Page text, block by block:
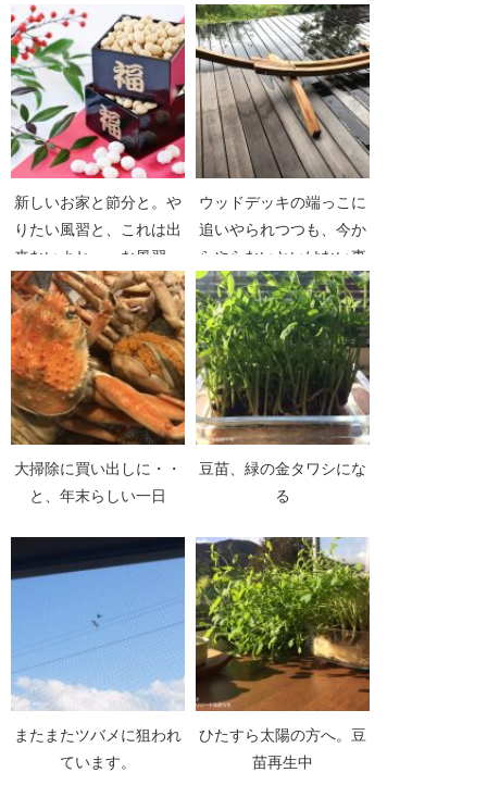
新しいお家と節分と。や
りたい風習と、これは出
来ないよね・・な風習。
ウッドデッキの端っこに
追いやられつつも、今か
らやらないといけない事
大掃除に買い出しに・・
と、年末らしい一日
豆苗、緑の金タワシにな
る
またまたツバメに狙われ
ています。
ひたすら太陽の方へ。豆
苗再生中